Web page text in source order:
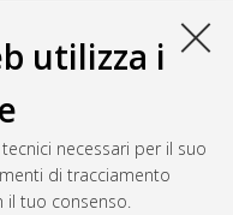
utilizza i
necessari per il suo
di tracciamento
il tuo consenso.
è riservato
l'autore